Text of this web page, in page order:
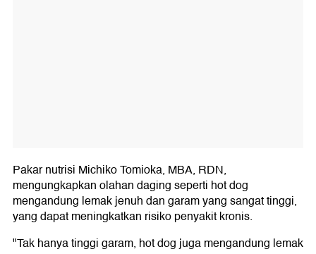
Pakar nutrisi Michiko Tomioka, MBA, RDN,
mengungkapkan olahan daging seperti hot dog
mengandung lemak jenuh dan garam yang sangat tinggi,
yang dapat meningkatkan risiko penyakit kronis.
"Tak hanya tinggi garam, hot dog juga mengandung lemak